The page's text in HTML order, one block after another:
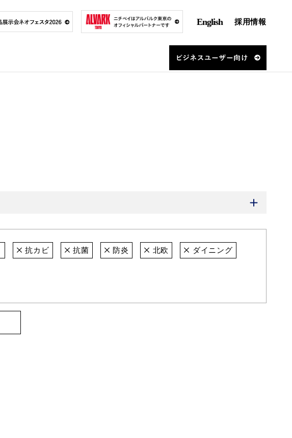
English 採用情報
抗カビ 抗菌 防炎 北欧 ダイニング